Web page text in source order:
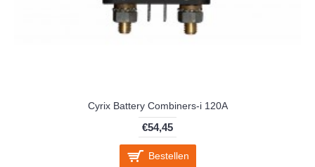
Cyrix Battery Combiners-i 120A
€54,45
Bestellen